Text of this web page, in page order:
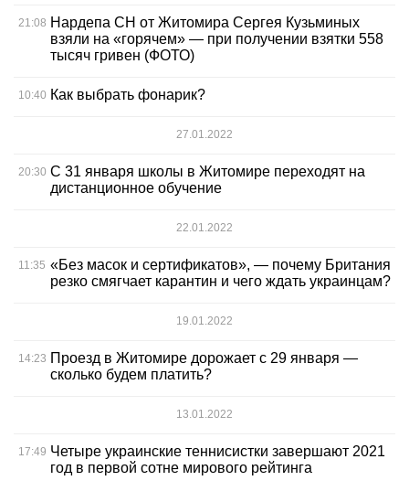
21:08 Нардепа СН от Житомира Сергея Кузьминых
взяли на «горячем» — при получении взятки 558
тысяч гривен (ФОТО)
10:40 Как выбрать фонарик?
27.01.2022
20:30 С 31 января школы в Житомире переходят на
дистанционное обучение
22.01.2022
11:35 «Без масок и сертификатов», — почему Британия
резко смягчает карантин и чего ждать украинцам?
19.01.2022
14:23 Проезд в Житомире дорожает с 29 января —
сколько будем платить?
13.01.2022
17:49 Четыре украинские теннисистки завершают 2021
год в первой сотне мирового рейтинга